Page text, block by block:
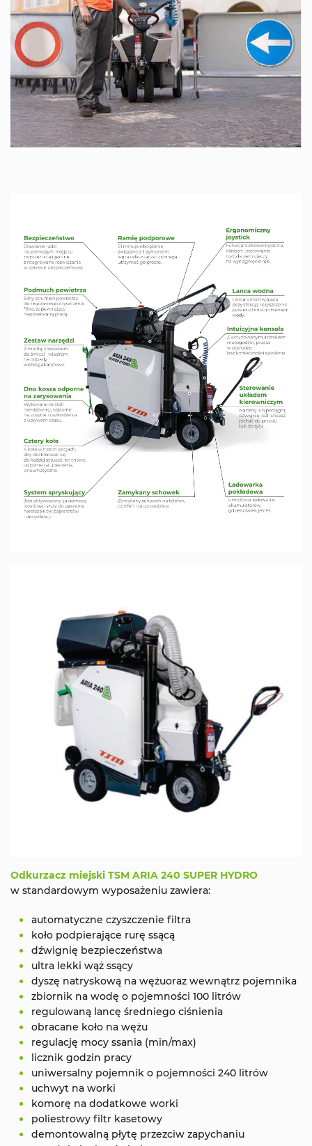
Odkurzacz miejski TSM ARIA 240 SUPER HYDRO
w standardowym wyposażeniu zawiera:
automatyczne czyszczenie filtra
koło podpierające rurę ssącą
dźwignię bezpieczeństwa
ultra lekki wąż ssący
dyszę natryskową na wężuoraz wewnątrz pojemnika
zbiornik na wodę o pojemności 100 litrów
regulowaną lancę średniego ciśnienia
obracane koło na wężu
regulację mocy ssania (min/max)
licznik godzin pracy
uniwersalny pojemnik o pojemności 240 litrów
uchwyt na worki
komorę na dodatkowe worki
poliestrowy filtr kasetowy
demontowalną płytę przezciw zapychaniu